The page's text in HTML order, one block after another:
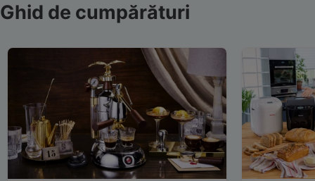
Ghid de cumpărături